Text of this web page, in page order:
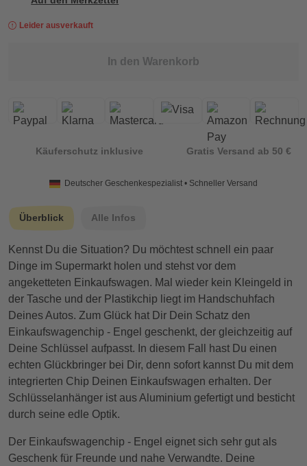
Leider ausverkauft
In den Warenkorb
Käuferschutz inklusive Gratis Versand ab 50 €
Deutscher Geschenkespezialist • Schneller Versand
Überblick Alle Infos
Kennst Du die Situation? Du möchtest schnell ein paar
Dinge im Supermarkt holen und stehst vor dem
angeketteten Einkaufswagen. Mal wieder kein Kleingeld in
der Tasche und der Plastikchip liegt im Handschuhfach
Deines Autos. Zum Glück hat Dir Dein Schatz den
Einkaufswagenchip - Engel geschenkt, der gleichzeitig auf
Deine Schlüssel aufpasst. In diesem Fall hast Du einen
echten Glückbringer bei Dir, denn sofort kannst Du mit dem
integrierten Chip Deinen Einkaufswagen erhalten. Der
Schlüsselanhänger ist aus Aluminium gefertigt und besticht
durch seine edle Optik.
Der Einkaufswagenchip - Engel eignet sich sehr gut als
Geschenk für Freunde und nahe Verwandte. Deine